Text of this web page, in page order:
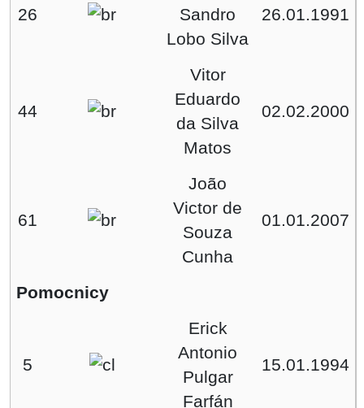
26
Sandro
Lobo Silva
26.01.1991
44
Vitor
Eduardo
da Silva
Matos
02.02.2000
61
João
Victor de
Souza
Cunha
01.01.2007
Pomocnicy
5
Erick
Antonio
Pulgar
Farfán
15.01.1994